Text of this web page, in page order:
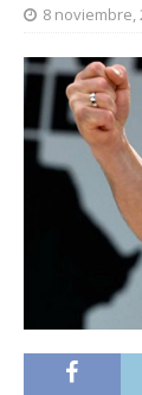
8 noviembre,